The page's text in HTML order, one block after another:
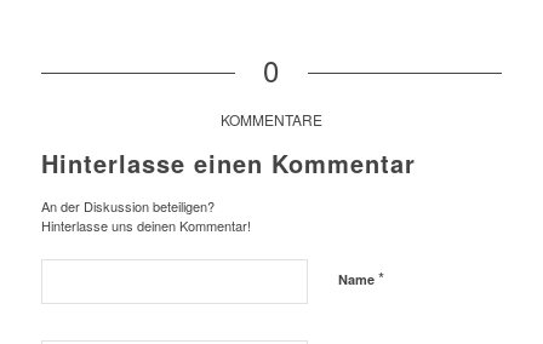
0
KOMMENTARE
Hinterlasse einen Kommentar
An der Diskussion beteiligen?
Hinterlasse uns deinen Kommentar!
Name *